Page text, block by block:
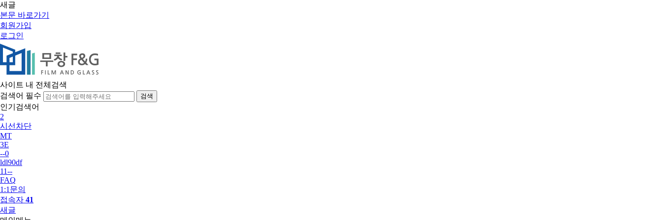
새글
본문 바로가기
회원가입
로그인
사이트 내 전체검색
검색어 필수
검색
인기검색어
2
시선차단
MT
3E
--0
ldl90df
11--
FAQ
1:1문의
접속자 41
새글